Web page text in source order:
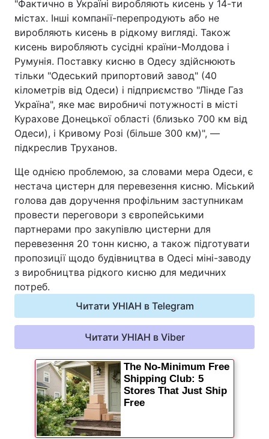
"Фактично в Україні виробляють кисень у 14-ти
містах. Інші компанії-перепродують або не
виробляють кисень в рідкому вигляді. Також
кисень виробляють сусідні країни-Молдова і
Румунія. Поставку кисню в Одесу здійснюють
тільки "Одеський припортовий завод" (40
кілометрів від Одеси) і підприємство "Лінде Газ
Україна", яке має виробничі потужності в місті
Курахове Донецької області (близько 700 км від
Одеси), і Кривому Розі (більше 300 км)", —
підкреслив Труханов.
Ще однією проблемою, за словами мера Одеси, є
нестача цистерн для перевезення кисню. Міський
голова дав доручення профільним заступникам
провести переговори з європейськими
партнерами про закупівлю цистерни для
перевезення 20 тонн кисню, а також підготувати
пропозиції щодо будівництва в Одесі міні-заводу
з виробництва рідкого кисню для медичних
потреб.
Читати УНІАН в Telegram
Читати УНІАН в Viber